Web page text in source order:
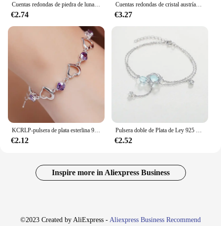
Cuentas redondas de piedra de luna brillante para fabricación de joyas, cristal austriaco liso, hilo de 15 ", 6, 8, 10, 12MM, pulsera DIY, collar
€2.74
Cuentas redondas de cristal austríaco para fabricación de joyas, cuentas redondas de cristal Rosa liso, brillante para fabricación de joyas piedra de luna, pulsera DIY, collar de 15 pulgadas, hebra de 6, 8, 10 y 12MM
€3.27
€2.12 €2.52
Inspire more in Aliexpress Business
©2023 Created by AliExpress - Aliexpress Business Recommend